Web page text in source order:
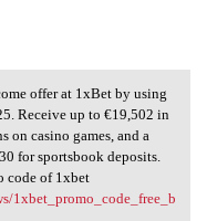
offer at 1xBet by using
Receive up to €19,502 in
on casino games, and a
for sportsbook deposits.
code of 1xbet
1xbet_promo_code_free_b